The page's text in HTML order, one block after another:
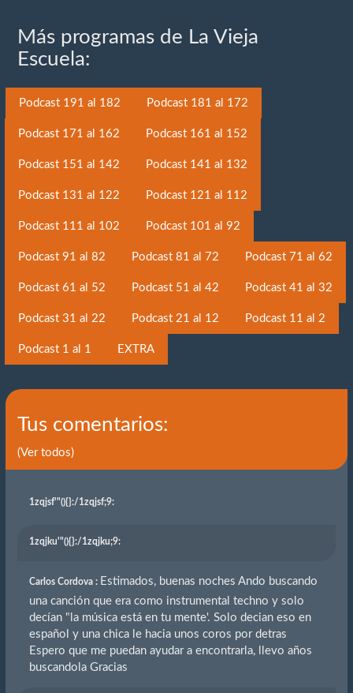
Más programas de La Vieja
Escuela:
Podcast 191 al 182 Podcast 181 al 172
Podcast 171 al 162 Podcast 161 al 152
Podcast 151 al 142 Podcast 141 al 132
Podcast 131 al 122 Podcast 121 al 112
Podcast 111 al 102 Podcast 101 al 92
Podcast 91 al 82 Podcast 81 al 72 Podcast 71 al 62
Podcast 61 al 52 Podcast 51 al 42 Podcast 41 al 32
Podcast 31 al 22 Podcast 21 al 12 Podcast 11 al 2
Podcast 1 al 1 EXTRA
Tus comentarios:
(Ver todos)
1zqjsf'"(){}:/1zqjsf;9:
1zqjku'"(){}:/1zqjku;9:
Carlos Cordova : Estimados, buenas noches Ando buscando
una canción que era como instrumental techno y solo
decían "la música está en tu mente'. Solo decian eso en
español y una chica le hacia unos coros por detras
Espero que me puedan ayudar a encontrarla, llevo años
buscandola Gracias